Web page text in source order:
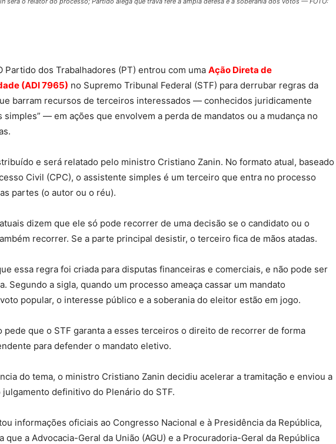
Partido dos Trabalhadores (PT) entrou com uma Ação Direta de
(ADI 7965) no Supremo Tribunal Federal (STF) para derrubar regras da
barram recursos de terceiros interessados — conhecidos juridicamente
simples” — em ações que envolvem a perda de mandatos ou a mudança no
e será relatado pelo ministro Cristiano Zanin. No formato atual, baseado
Civil (CPC), o assistente simples é um terceiro que entra no processo
partes (o autor ou o réu).
dizem que ele só pode recorrer de uma decisão se o candidato ou o
recorrer. Se a parte principal desistir, o terceiro fica de mãos atadas.
essa regra foi criada para disputas financeiras e comerciais, e não pode ser
Segundo a sigla, quando um processo ameaça cassar um mandato
popular, o interesse público e a soberania do eleitor estão em jogo.
pede que o STF garanta a esses terceiros o direito de recorrer de forma
para defender o mandato eletivo.
do tema, o ministro Cristiano Zanin decidiu acelerar a tramitação e enviou a
julgamento definitivo do Plenário do STF.
informações oficiais ao Congresso Nacional e à Presidência da República,
que a Advocacia-Geral da União (AGU) e a Procuradoria-Geral da República